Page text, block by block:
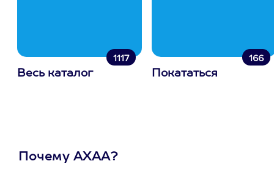
1117
Весь каталог
166
Покататься
Почему АХАА?